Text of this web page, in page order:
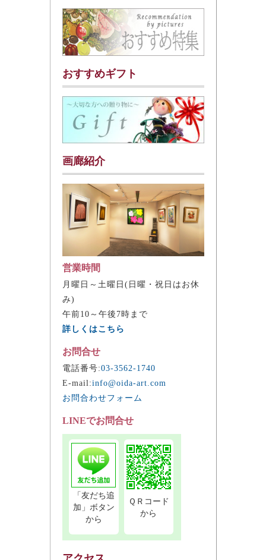
おすすめギフト
画廊紹介
営業時間
月曜日～土曜日(日曜・祝日はお休
み)
午前10～午後7時まで
詳しくはこちら
お問合せ
電話番号:03-3562-1740
E-mail:info@oida-art.com
お問合わせフォーム
LINEでお問合せ
「友だち追
加」ボタン
から
ＱＲコード
から